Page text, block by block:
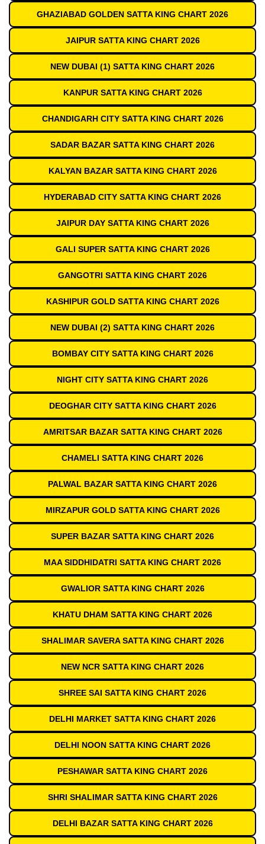
GHAZIABAD GOLDEN SATTA KING CHART 2026
JAIPUR SATTA KING CHART 2026
NEW DUBAI (1) SATTA KING CHART 2026
KANPUR SATTA KING CHART 2026
CHANDIGARH CITY SATTA KING CHART 2026
SADAR BAZAR SATTA KING CHART 2026
KALYAN BAZAR SATTA KING CHART 2026
HYDERABAD CITY SATTA KING CHART 2026
JAIPUR DAY SATTA KING CHART 2026
GALI SUPER SATTA KING CHART 2026
GANGOTRI SATTA KING CHART 2026
KASHIPUR GOLD SATTA KING CHART 2026
NEW DUBAI (2) SATTA KING CHART 2026
BOMBAY CITY SATTA KING CHART 2026
NIGHT CITY SATTA KING CHART 2026
DEOGHAR CITY SATTA KING CHART 2026
AMRITSAR BAZAR SATTA KING CHART 2026
CHAMELI SATTA KING CHART 2026
PALWAL BAZAR SATTA KING CHART 2026
MIRZAPUR GOLD SATTA KING CHART 2026
SUPER BAZAR SATTA KING CHART 2026
MAA SIDDHIDATRI SATTA KING CHART 2026
GWALIOR SATTA KING CHART 2026
KHATU DHAM SATTA KING CHART 2026
SHALIMAR SAVERA SATTA KING CHART 2026
NEW NCR SATTA KING CHART 2026
SHREE SAI SATTA KING CHART 2026
DELHI MARKET SATTA KING CHART 2026
DELHI NOON SATTA KING CHART 2026
PESHAWAR SATTA KING CHART 2026
SHRI SHALIMAR SATTA KING CHART 2026
DELHI BAZAR SATTA KING CHART 2026